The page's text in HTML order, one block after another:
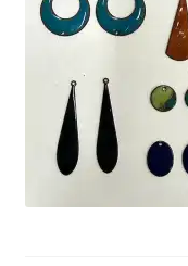
Tietosuojaseloste